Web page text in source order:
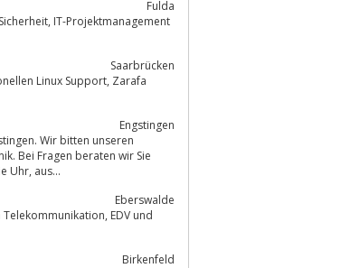
Fulda
Saarbrücken
Engstingen
Wir bitten unseren
Bei Fragen beraten wir Sie
natürlich auch persönlich und finden mit Ihnen das passende Produkt. Das alles Rund um die Uhr, aus...
Eberswalde
EDV und
Birkenfeld